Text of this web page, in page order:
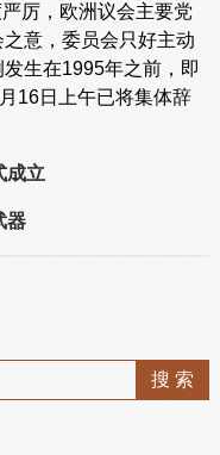
厉，欧洲议会主要党
意，委员会只好主动
生在1995年之前，即
16日上午已将集体辞
成立
器